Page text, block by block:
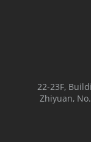
22-23F,
Zhiyuan,